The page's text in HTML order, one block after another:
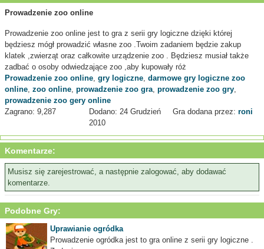
Prowadzenie zoo online
Prowadzenie zoo online jest to gra z serii gry logiczne dzięki której
będziesz mógł prowadzić własne zoo .Twoim zadaniem będzie zakup
klatek ,zwierząt oraz całkowite urządzenie zoo . Będziesz musiał także
zadbać o osoby odwiedzające zoo ,aby kupowały róż
Prowadzenie zoo online, gry logiczne, darmowe gry logiczne zoo
online, zoo online, prowadzenie zoo gra, prowadzenie zoo gry,
prowadzenie zoo gery online
Zagrano: 9,287
Dodano: 24 Grudzień
2010
Gra dodana przez:roni
Komentarze:
Musisz się zarejestrować, a następnie zalogować, aby dodawać
komentarze.
Podobne Gry:
Uprawianie ogródka
Prowadzenie ogródka jest to gra online z serii gry logiczne .